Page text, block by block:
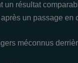
un résultat
un passage en
méconnus